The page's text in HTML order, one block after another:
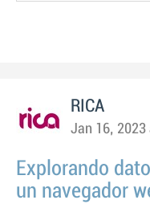
RICA
Jan 16, 2023
Explorando
un navegador